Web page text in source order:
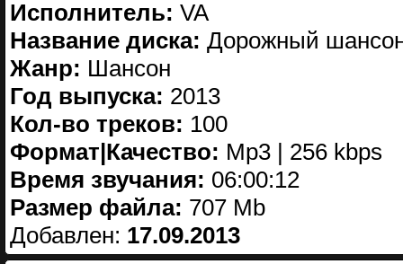
Исполнитель: VA
Название диска: Дорожный
Жанр: Шансон
Год выпуска: 2013
Кол-во треков: 100
Формат|Качество: Mp3 | 256 kbps
Время звучания: 06:00:12
Размер файла: 707 Mb
Добавлен: 17.09.2013